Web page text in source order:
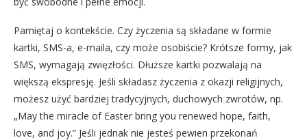
Pamiętaj o kontekście. Czy życzenia są składane w formie
kartki, SMS-a, e-maila, czy może osobiście? Krótsze formy, jak
SMS, wymagają zwięzłości. Dłuższe kartki pozwalają na
większą ekspresję. Jeśli składasz życzenia z okazji religijnych,
możesz użyć bardziej tradycyjnych, duchowych zwrotów, np.
„May the miracle of Easter bring you renewed hope, faith,
love, and joy.” Jeśli jednak nie jesteś pewien przekonań